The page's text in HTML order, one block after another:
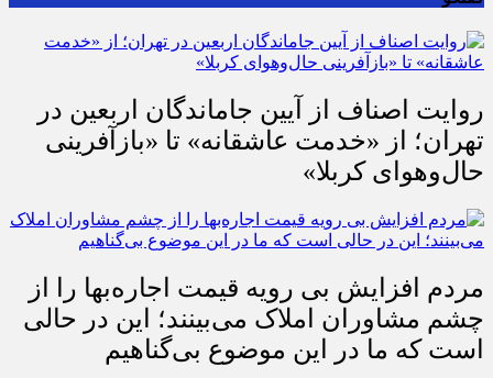
روایت اصناف از آیین جاماندگان اربعین در
تهران؛ از «خدمت عاشقانه» تا «بازآفرینی
حال‌وهوای کربلا»
مردم افزایش بی رویه قیمت اجاره‌بها را از
چشم مشاوران املاک می‌بینند؛ این در حالی
است که ما در این موضوع بی‌گناهیم